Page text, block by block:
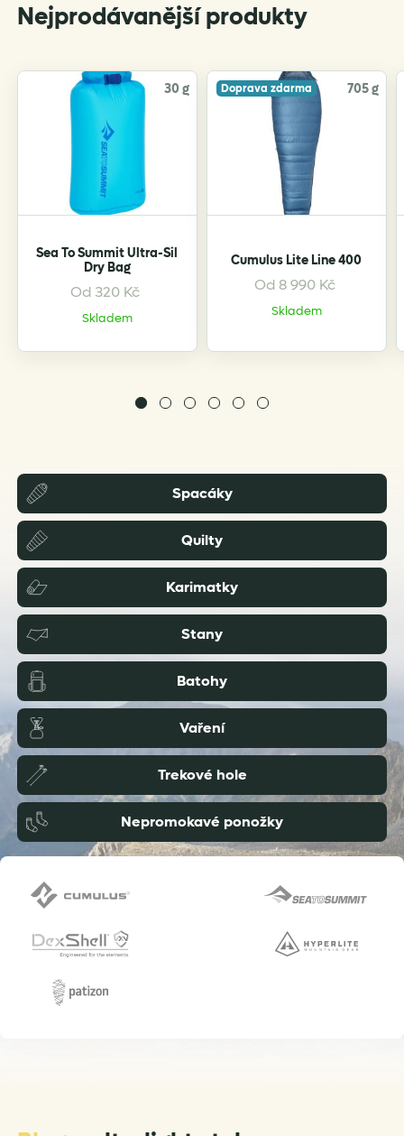
Nejprodávanější produkty
30 g
Sea To Summit Ultra-Sil
Dry Bag
Od 320 Kč
Skladem
Doprava zdarma 705 g
Cumulus Lite Line 400
Od 8 990 Kč
Skladem
Spacáky
Quilty
Karimatky
Stany
Batohy
Vaření
Trekové hole
Nepromokavé ponožky